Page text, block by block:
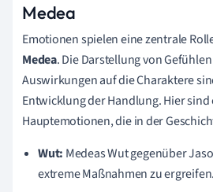
Medea
Emotionen spielen eine zentrale
Medea. Die Darstellung von
Auswirkungen auf die Charaktere
Entwicklung der Handlung. Hier sind
Hauptemotionen, die in der
Wut: Medeas Wut gegenüber
extreme Maßnahmen zu ergreifen.